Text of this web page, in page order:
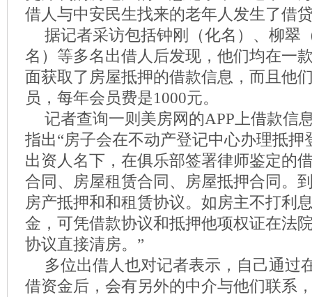
借人与中安民生找来的老年人发生了借
据记者采访包括钟刚（化名）、柳翠
名）等多名出借人后发现，他们均在一
面获取了房屋抵押的借款信息，而且他
员，每年会员费是1000元。
记者查询一则美房网的APP上借款信
指出“房子会在不动产登记中心办理抵押
出资人名下，在俱乐部签署律师鉴定的
合同、房屋租赁合同、房屋抵押合同。
房产抵押和和租赁协议。如房主不打利
金，可凭借款协议和抵押他项权证在法
协议直接清房。”
多位出借人也对记者表示，自己通过
借资金后，会有另外的中介与他们联系